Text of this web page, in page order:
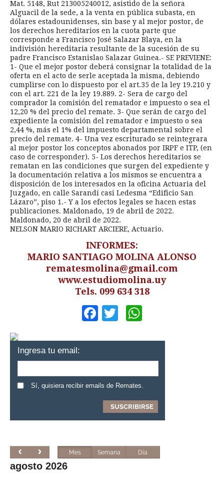
Mat. 5148, Rut 213005240012, asistido de la señora
Alguacil de la sede, a la venta en pública subasta, en
dólares estadounidenses, sin base y al mejor postor, de
los derechos hereditarios en la cuota parte que
corresponde a Francisco José Salazar Blaya, en la
indivisión hereditaria resultante de la sucesión de su
padre Francisco Estanislao Salazar Guinea.- SE PREVIENE:
1- Que el mejor postor deberá consignar la totalidad de la
oferta en el acto de serle aceptada la misma, debiendo
cumplirse con lo dispuesto por el art.35 de la ley 19.210 y
con el art. 221 de la ley 19.889. 2- Sera de cargo del
comprador la comisión del rematador e impuesto o sea el
12,20 % del precio del remate. 3- Que serán de cargo del
expediente la comisión del rematador e impuesto o sea
2,44 %, más el 1% del impuesto departamental sobre el
precio del remate. 4- Una vez escriturado se reintegrara
al mejor postor los conceptos abonados por IRPF e ITP, (en
caso de corresponder). 5- Los derechos hereditarios se
rematan en las condiciones que surgen del expediente y
la documentación relativa a los mismos se encuentra a
disposición de los interesados en la oficina Actuaria del
Juzgado, en calle Sarandí casi Ledesma “Edificio San
Lázaro”, piso 1.- Y a los efectos legales se hacen estas
publicaciones. Maldonado, 19 de abril de 2022.
Maldonado, 20 de abril de 2022.
NELSON MARIO RICHART ARCIERE, Actuario.
INFORMES:
MARIO SANTIAGO MOLINA ALONSO
rematesmolina@gmail.com
www.estudiomolina.uy
Tels. 099 634 318
Facebook
Twitter
Ingresa tu email:
Sí, quisiera recibir emails de Remates.
Mes Semana Día
agosto 2026